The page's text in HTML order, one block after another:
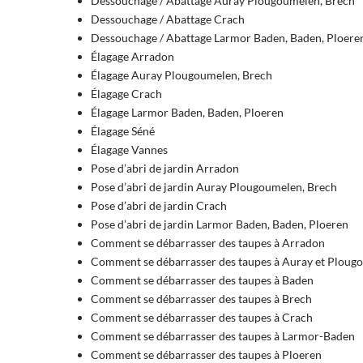
Dessouchage / Abattage Crach
Dessouchage / Abattage Larmor Baden, Baden,
Élagage Arradon
Élagage Auray Plougoumelen, Brech
Élagage Crach
Élagage Larmor Baden, Baden, Ploeren
Élagage Séné
Élagage Vannes
Pose d’abri de jardin Arradon
Pose d’abri de jardin Auray Plougoumelen, Brech
Pose d’abri de jardin Crach
Pose d’abri de jardin Larmor Baden, Baden, Ploeren
Comment se débarrasser des taupes à Arradon
Comment se débarrasser des taupes à Auray et
Comment se débarrasser des taupes à Baden
Comment se débarrasser des taupes à Brech
Comment se débarrasser des taupes à Crach
Comment se débarrasser des taupes à Larmor-Baden
Comment se débarrasser des taupes à Ploeren